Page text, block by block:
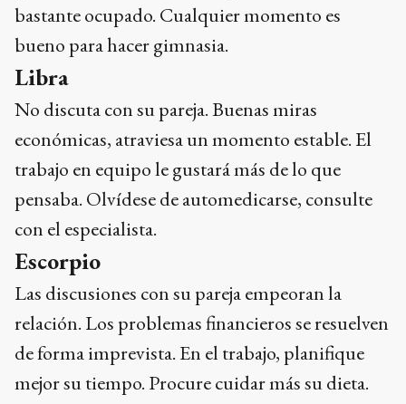
bastante ocupado. Cualquier momento es
bueno para hacer gimnasia.
Libra
No discuta con su pareja. Buenas miras
económicas, atraviesa un momento estable. El
trabajo en equipo le gustará más de lo que
pensaba. Olvídese de automedicarse, consulte
con el especialista.
Escorpio
Las discusiones con su pareja empeoran la
relación. Los problemas financieros se resuelven
de forma imprevista. En el trabajo, planifique
mejor su tiempo. Procure cuidar más su dieta.